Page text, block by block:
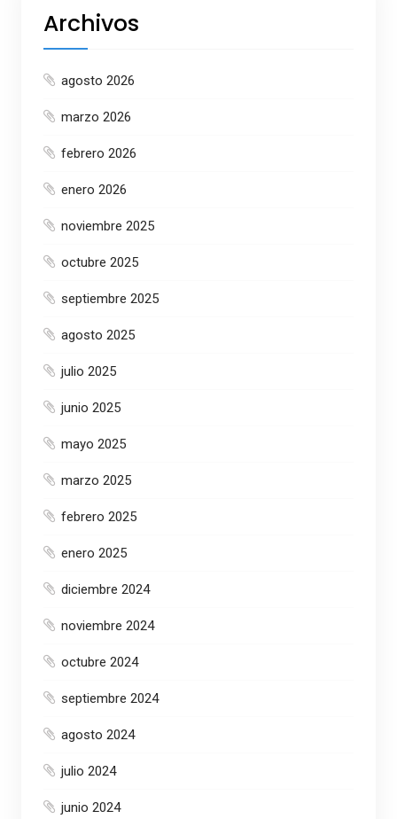
Archivos
agosto 2026
marzo 2026
febrero 2026
enero 2026
noviembre 2025
octubre 2025
septiembre 2025
agosto 2025
julio 2025
junio 2025
mayo 2025
marzo 2025
febrero 2025
enero 2025
diciembre 2024
noviembre 2024
octubre 2024
septiembre 2024
agosto 2024
julio 2024
junio 2024